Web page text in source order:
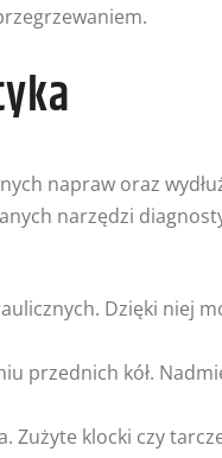
napraw oraz
narzędzi
Dzięki niej
przednich kół.
Zużyte klocki czy